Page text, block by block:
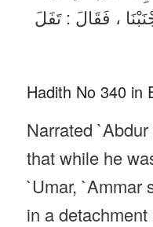
، فَقَالَ : تَفَلَ
Hadith No 340 in
Narrated
that while he
`Umar, `Ammar
in a